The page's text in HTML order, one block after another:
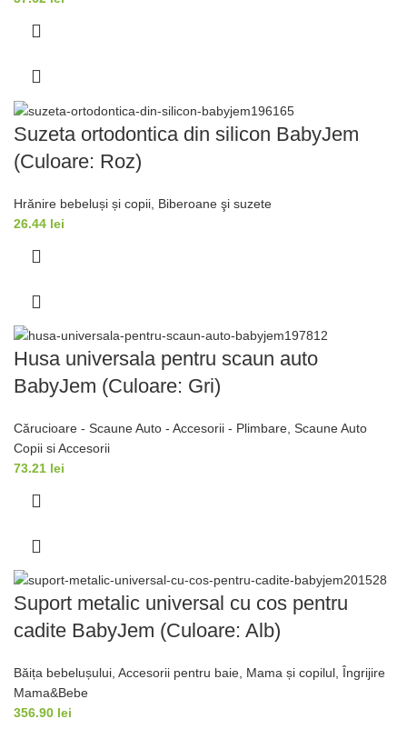
Suzeta ortodontica din silicon BabyJem
(Culoare: Roz)
Hrănire bebeluși și copii Biberoane şi suzete
26.44 lei
Husa universala pentru scaun auto
BabyJem (Culoare: Gri)
Cărucioare - Scaune Auto - Accesorii - Plimbare Scaune Auto
Copii si Accesorii
73.21 lei
Suport metalic universal cu cos pentru
cadite BabyJem (Culoare: Alb)
Băița bebelușului, Accesorii pentru baie, Mama și copilul, Îngrijire
Mama&Bebe
356.90 lei